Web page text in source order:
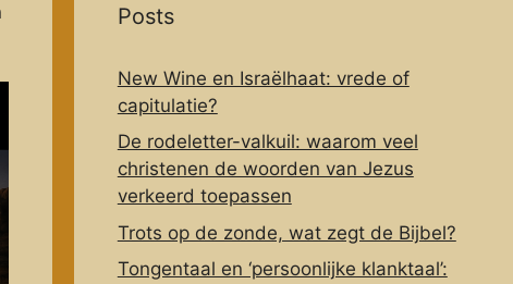
Posts
New Wine en Israëlhaat: vrede of
capitulatie?
De rodeletter-valkuil: waarom veel
christenen de woorden van Jezus
verkeerd toepassen
Trots op de zonde, wat zegt de Bijbel?
Tongentaal en ‘persoonlijke klanktaal’: